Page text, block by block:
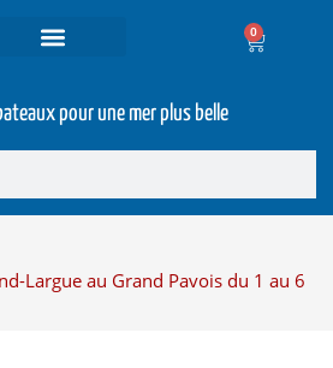
0
pour une mer plus belle
Largue au Grand Pavois du 1 au 6